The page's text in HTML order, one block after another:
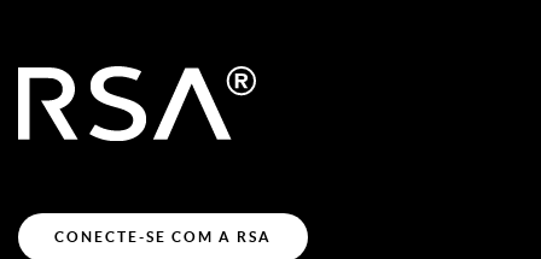
CONECTE-SE COM A RSA